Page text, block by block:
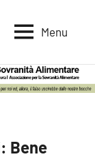
Menu
Bene